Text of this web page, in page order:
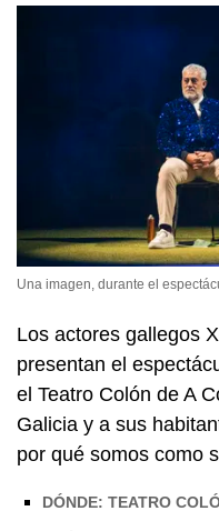
Una imagen, durante el
Los actores gallegos
presentan el
el Teatro Colón de A
Galicia y a sus
por qué somos como
DÓNDE: TEATRO